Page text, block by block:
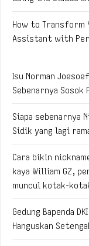
How to Transform
Assistant with
Isu Norman
Sebenarnya
Siapa sebenarnya
Sidik yang lagi
Cara bikin
kaya William GZ,
muncul kotak-
Gedung Bapenda
Hanguskan